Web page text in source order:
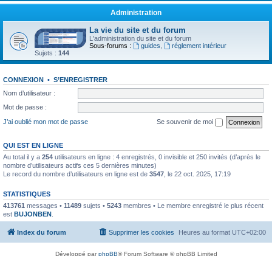
Administration
La vie du site et du forum
L'administration du site et du forum
Sous-forums :
guides,
réglement intérieur
Sujets : 144
CONNEXION • S’ENREGISTRER
Nom d’utilisateur :
Mot de passe :
J’ai oublié mon mot de passe
Se souvenir de moi
QUI EST EN LIGNE
Au total il y a 254 utilisateurs en ligne : 4 enregistrés, 0 invisible et 250 invités (d’après le
nombre d’utilisateurs actifs ces 5 dernières minutes)
Le record du nombre d’utilisateurs en ligne est de 3547 , le 22 oct. 2025, 17:19
STATISTIQUES
413761 messages • 11489 sujets • 5243 membres • Le membre enregistré le plus récent
est BUJONBEN
Index du forum Heures au format UTC+02:00
Supprimer les cookies
Développé parphpBB® Forum Software © phpBB Limited